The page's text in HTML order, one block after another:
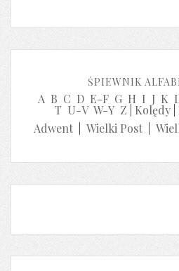
ŚPIEWNIK
A B C D E-F G H I J K
T U-V W-Y Z Kolędy
Adwent| Wielki Post|